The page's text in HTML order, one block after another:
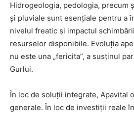
Hidrogeologia, pedologia, precum
și pluviale sunt esențiale pentru a
nivelul freatic și impactul
resurselor disponibile. Evoluția
nu este una „fericita”, a susținul
Gurlui.
În loc de soluții integrate, Apavital
generale. În loc de investiții reale